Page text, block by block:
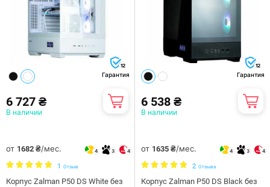
12
Гарантия
6 727 ₴
В наличии
от 1682 ₴/мес. 4 3 4
1 Отзыв
Корпус Zalman P50 DS White без
12
Гарантия
6 538 ₴
В наличии
от 1635 ₴/мес. 4 3 4
2 Отзыва
Корпус Zalman P50 DS Black без